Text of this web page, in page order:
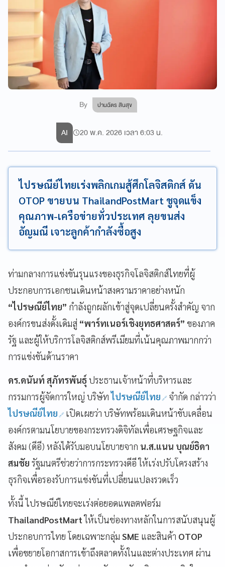
By ปานฉัตร สินสุข
AI 20 พ.ค. 2026 เวลา 6:03 น.
ไปรษณีย์ไทยเร่งพลิกเกมสู้ศึกโลจิสติกส์ ดัน
OTOP ขายบน ThailandPostMart ชูจุดแข็ง
คุณภาพ-เครือข่ายทั่วประเทศ ลุยขนส่ง
อัญมณี เจาะลูกค้ากำลังซื้อสูง
ท่ามกลางการแข่งขันรุนแรงของธุรกิจโลจิสติกส์ไทยที่ผู้
ประกอบการเอกชนเดินหน้าสงครามราคาอย่างหนัก
“ไปรษณีย์ไทย” กำลังถูกผลักเข้าสู่จุดเปลี่ยนครั้งสำคัญ จาก
องค์กรขนส่งดั้งเดิมสู่ “พาร์ทเนอร์เชิงยุทธศาสตร์” ของภาค
รัฐ และผู้ให้บริการโลจิสติกส์พรีเมียมที่เน้นคุณภาพมากกว่า
การแข่งขันด้านราคา
ดร.ดนันท์ สุภัทรพันธุ์ประธานเจ้าหน้าที่บริหารและ
กรรมการผู้จัดการใหญ่ บริษัทไปรษณีย์ไทย จำกัด กล่าวว่า
ไปรษณีย์ไทย เปิดเผยว่า บริษัทพร้อมเดินหน้าขับเคลื่อน
องค์กรตามนโยบายของกระทรวงดิจิทัลเพื่อเศรษฐกิจและ
สังคม (ดีอี) หลังได้รับมอบนโยบายจาก น.ส.แนน บุณย์ธิดา
สมชัย รัฐมนตรีช่วยว่าการกระทรวงดีอี ให้เร่งปรับโครงสร้าง
ธุรกิจเพื่อรองรับการแข่งขันที่เปลี่ยนแปลงรวดเร็ว
ทั้งนี้ ไปรษณีย์ไทยจะเร่งต่อยอดแพลตฟอร์ม
ThailandPostMartให้เป็นช่องทางหลักในการสนับสนุนผู้
ประกอบการไทย โดยเฉพาะกลุ่ม SME และสินค้า OTOP
เพื่อขยายโอกาสการเข้าถึงตลาดทั้งในและต่างประเทศ ผ่าน